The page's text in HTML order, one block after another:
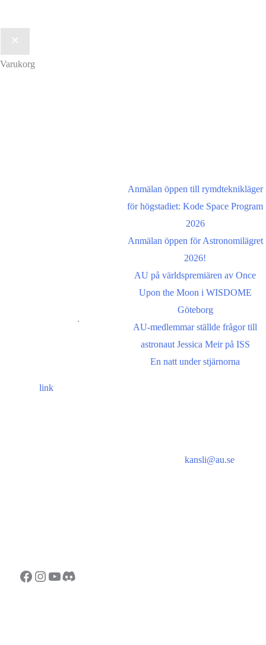
Varukorg
.
link.
Anmälan öppen till rymdteknikläger
för högstadiet: Kode Space Program
2026
Anmälan öppen för Astronomilägret
2026!
AU på världspremiären av Once
Upon the Moon i WISDOME
Göteborg
AU-medlemmar ställde frågor till
astronaut Jessica Meir på ISS
En natt under stjärnorna
Facebook
Instagram
YouTube
Discord
kansli@au.se